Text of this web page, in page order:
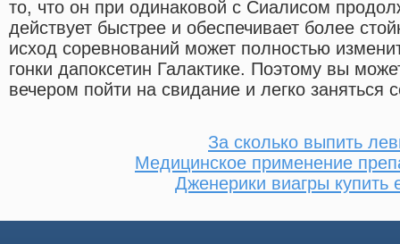
то, что он при одинаковой с Сиалисом
действует быстрее и обеспечивает более
исход соревнований может полностью
гонки дапоксетин Галактике. Поэтому вы
вечером пойти на свидание и легко заняться
За сколько выпить
Медицинское применение
Дженерики виагры купить